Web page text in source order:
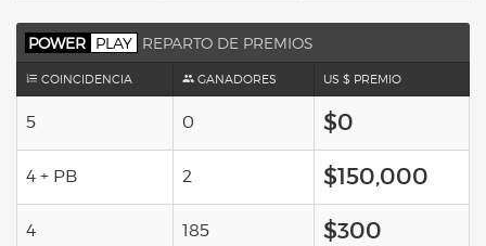
POWER PLAY REPARTO DE PREMIOS
COINCIDENCIA GANADORES US $ PREMIO
5 0 $0
4 + PB 2 $150,000
4 185 $300